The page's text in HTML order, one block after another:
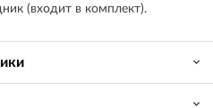
(входит в комплект).